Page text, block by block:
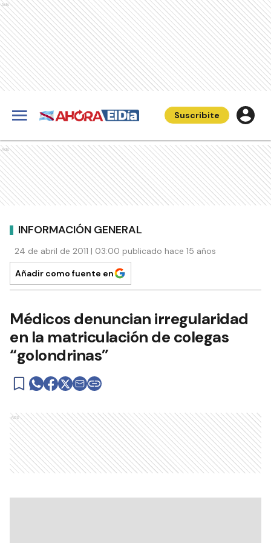
Ads
Suscribite
Ads
INFORMACIÓN GENERAL
24 de abril de 2011 | 03:00 publicado hace 15 años
Añadir como fuente en
Médicos denuncian irregularidad
en la matriculación de colegas
“golondrinas”
Ads